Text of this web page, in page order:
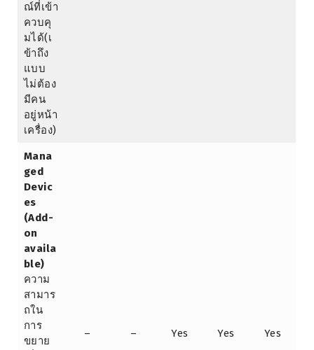
ณ์ที่เข้า
ควบคุ
มได้(เ
ข้าถึง
แบบ
ไม่ต้อง
มีคน
อยู่หน้า
เครื่อง)
Mana
ged
Devic
es
(Add-
on
availa
ble)
ความ
สามาร
ถใน
การ
ขยาย
– – Yes Yes Yes